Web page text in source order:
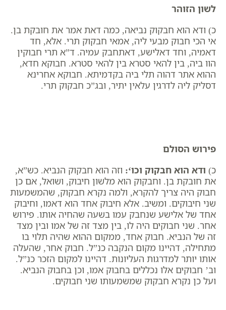
לשון הזוהר
כ) ודא הוא חבקוק נביאה, כמה דאת אמר את חובקת בן.
אי הכי חבוק מבעי ליה, אמאי חבקוק תרי. אלא, חד
דאמיה, וחד דאלישע, דאתחבק עמיה. ד”א תרי חבוקין
הוו ביה, בין להאי סטרא בין להאי סטרא. חבוקא חדא,
ההוא אתר דהוה תלי ביה בקדמיתא. חבוקא אחרינא
דסליק ליה לדרגין עלאין יתיר, ובג”כ חבקוק תרי.
פירוש הסולם
כ) ודא הוא חבקוק וכו‘: וזה הוא חבקוק הנביא. כש”א,
את חובקת בן. וחבקוק הוא מלשון חיבוק, ושואל, אם כן
חבוק היה צריך להקרא, ולמה נקרא חבקוק, שהמשמעות
שני חיבוקים. ומשיב. אלא חיבוק אחד הוא דאמו, וחיבוק
אחד של אלישע שנחבק עמו בשעה שהחיה אותו. פירוש
אחר. שני חבוקים היה לו, בין מצד זה של אמו ובין מצד
זה של הנביא. חבוק אחד, ממקום ההוא שהיה תלוי בו
מתחילה, דהיינו מקום הנקבה כנ”ל. חבוק אחר, שהעלה
אותו יותר למדרגות העליונות. דהיינו למקום הזכר כנ”ל.
וב’ חבוקים אלו נכללים בחבוק אמו, וכן בחבוק הנביא.
ועל כן נקרא חבקוק שמשמעותו שני חבוקים.